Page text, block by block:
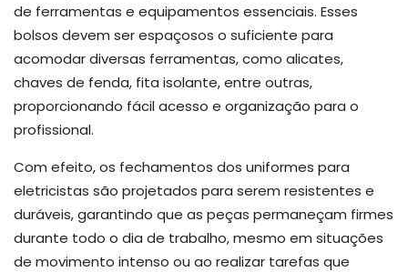
de ferramentas e equipamentos essenciais. Esses
bolsos devem ser espaçosos o suficiente para
acomodar diversas ferramentas, como alicates,
chaves de fenda, fita isolante, entre outras,
proporcionando fácil acesso e organização para o
profissional.
Com efeito, os fechamentos dos uniformes para
eletricistas são projetados para serem resistentes e
duráveis, garantindo que as peças permaneçam firmes
durante todo o dia de trabalho, mesmo em situações
de movimento intenso ou ao realizar tarefas que